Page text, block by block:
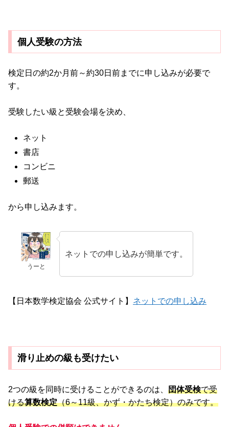
個人受験の方法
検定日の約2か月前～約30日前までに申し込みが必要で
す。
受験したい級と受験会場を決め、
ネット
書店
コンビニ
郵送
から申し込みます。
うーと
ネットでの申し込みが簡単です。
【日本数学検定協会 公式サイト】 ネットでの申し込み
滑り止めの級も受けたい
2つの級を同時に受けることができるのは、 団体受検で受
ける算数検定（6～11級、かず・かたち検定）のみです。